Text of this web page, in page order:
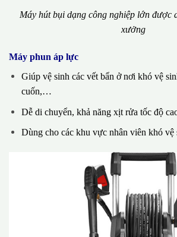
Máy hút bụi dạng công nghiệp lớn được
xưởng
Máy phun áp lực
Giúp vệ sinh các vết bẩn ở nơi khó vệ
cuốn,…
Dễ di chuyển, khả năng xịt rửa tốc độ
Dùng cho các khu vực nhân viên khó vệ